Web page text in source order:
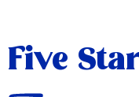
Five